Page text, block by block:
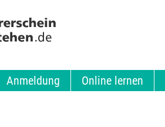
Anmeldung Online lernen